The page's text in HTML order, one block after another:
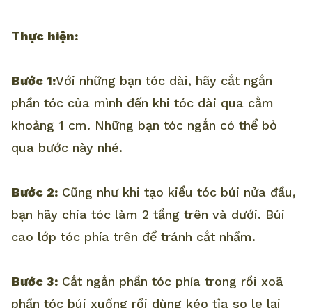
Thực hiện:
Bước 1:Với những bạn tóc dài, hãy cắt ngắn
phần tóc của mình đến khi tóc dài qua cằm
khoảng 1 cm. Những bạn tóc ngắn có thể bỏ
qua bước này nhé.
Bước 2: Cũng như khi tạo kiểu tóc búi nửa đầu,
bạn hãy chia tóc làm 2 tầng trên và dưới. Búi
cao lớp tóc phía trên để tránh cắt nhầm.
Bước 3: Cắt ngắn phần tóc phía trong rồi xoã
phần tóc búi xuống rồi dùng kéo tỉa so le lại